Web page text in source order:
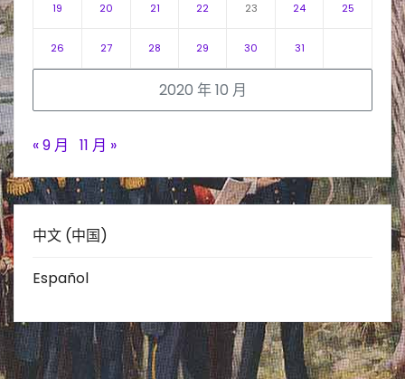
2020 年 10 月
19 20 21 22 23 24 25
26 27 28 29 30 31
« 9 月 11 月 »
中文 (中国)
Español